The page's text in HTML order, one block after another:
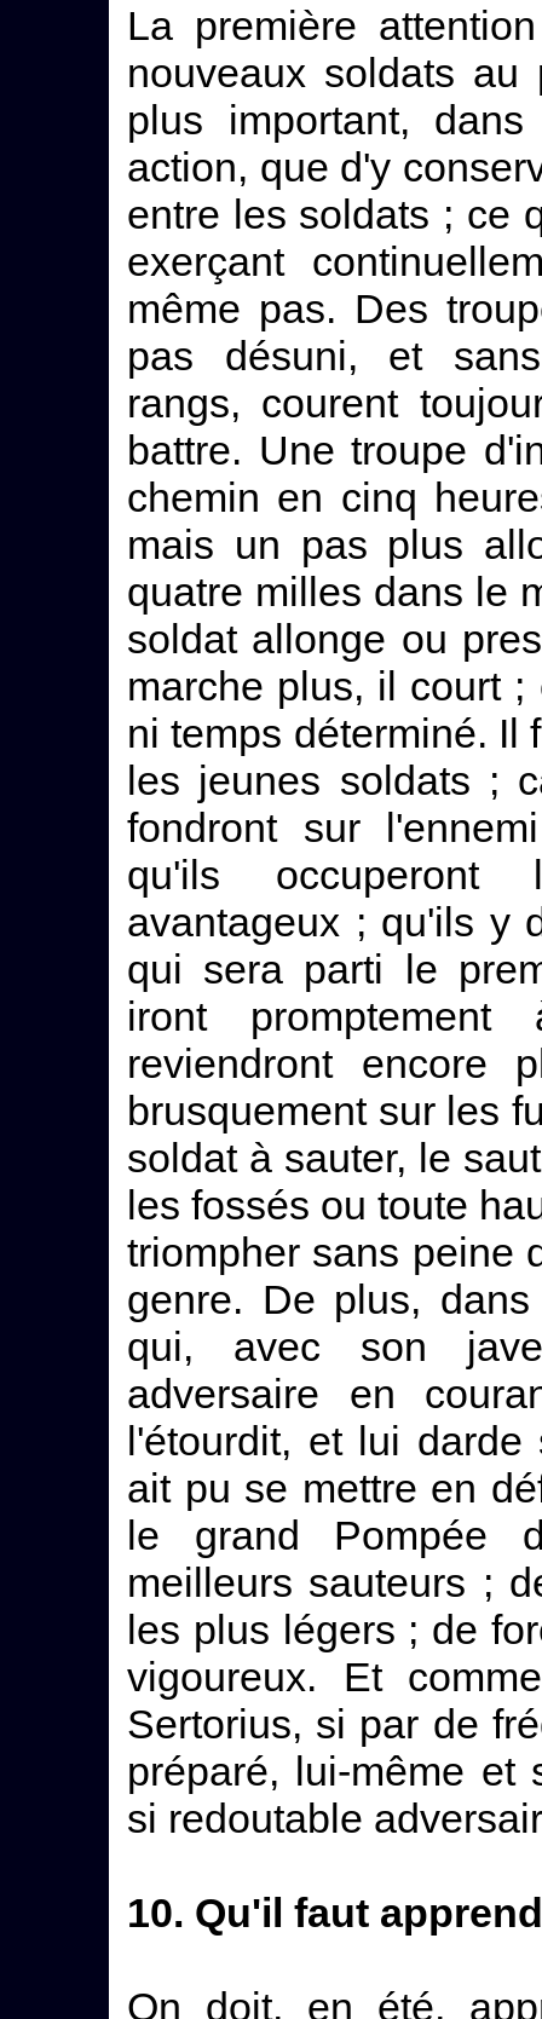
La première
nouveaux soldats
plus important,
action, que d'y
entre les soldats ; ce
exerçant
même pas. Des
pas désuni, et
rangs, courent
battre. Une troupe
chemin en cinq
mais un pas plus
quatre milles dans le
soldat allonge ou
marche plus, il court
ni temps déterminé. Il
les jeunes soldats ;
fondront sur
qu'ils
avantageux ; qu'ils y
qui sera parti le
iront
reviendront encore
brusquement sur les
soldat à sauter, le
les fossés ou toute
triompher sans peine
genre. De plus,
qui, avec son
adversaire en
l'étourdit, et lui
ait pu se mettre en
le grand Pompée
meilleurs sauteurs ;
les plus légers ; de
vigoureux. Et
Sertorius, si par de
préparé, lui-même et
si redoutable
10. Qu'il faut
On doit, en été,